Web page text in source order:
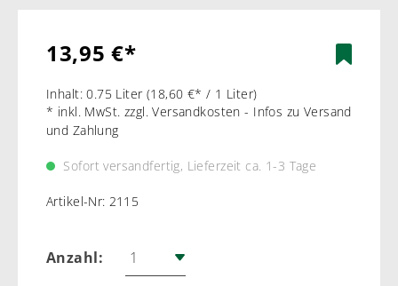
13,95 €*
Inhalt:0.75 Liter (18,60 €* / 1 Liter)
* inkl. MwSt. zzgl. Versandkosten - Infos zu Versand
und Zahlung
Sofort versandfertig, Lieferzeit ca. 1-3 Tage
Artikel-Nr: 2115
Anzahl: